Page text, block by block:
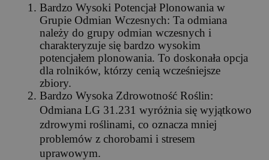
Bardzo Wysoki Potencjał Plonowania w
Grupie Odmian Wczesnych: Ta odmiana
należy do grupy odmian wczesnych i
charakteryzuje się bardzo wysokim
potencjałem plonowania. To doskonała opcja
dla rolników, którzy cenią wcześniejsze
zbiory.
Bardzo Wysoka Zdrowotność Roślin:
Odmiana LG 31.231 wyróżnia się wyjątkowo
zdrowymi roślinami, co oznacza mniej
problemów z chorobami i stresem
uprawowym.